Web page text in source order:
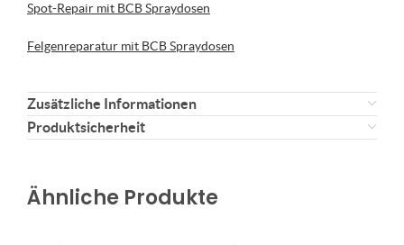
Spot-Repair mit BCB Spraydosen
Felgenreparatur mit BCB Spraydosen
Zusätzliche Informationen
Produktsicherheit
Ähnliche Produkte